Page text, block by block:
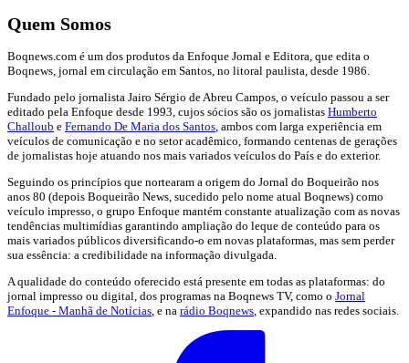
Quem Somos
Boqnews.com é um dos produtos da Enfoque Jornal e Editora, que edita o
Boqnews, jornal em circulação em Santos, no litoral paulista, desde 1986.
Fundado pelo jornalista Jairo Sérgio de Abreu Campos, o veículo passou a ser
editado pela Enfoque desde 1993, cujos sócios são os jornalistas Humberto
Challoub e Fernando De Maria dos Santos , ambos com larga experiência em
veículos de comunicação e no setor acadêmico, formando centenas de gerações
de jornalistas hoje atuando nos mais variados veículos do País e do exterior.
Seguindo os princípios que nortearam a origem do Jornal do Boqueirão nos
anos 80 (depois Boqueirão News, sucedido pelo nome atual Boqnews) como
veículo impresso, o grupo Enfoque mantém constante atualização com as novas
tendências multimídias garantindo ampliação do leque de conteúdo para os
mais variados públicos diversificando-o em novas plataformas, mas sem perder
sua essência: a credibilidade na informação divulgada.
A qualidade do conteúdo oferecido está presente em todas as plataformas: do
jornal impresso ou digital, dos programas na Boqnews TV, como o Jornal
Enfoque - Manhã de Notícias , e na rádio Boqnews , expandido nas redes sociais.